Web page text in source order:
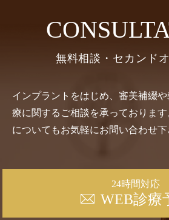
無料相談・セカンド
インプラントをはじめ、審美補綴
療に関するご相談を承っておりま
についてもお気軽にお問い合わせ下
24時間対応
WEB診療